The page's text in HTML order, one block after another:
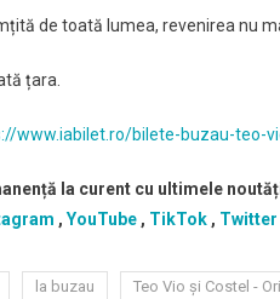
de toată lumea, revenirea nu
țara.
www.iabilet.ro/bilete-buzau-teo-
la curent cu ultimele
, YouTube , TikTok , Twitter
la buzau Teo Vio și Costel -